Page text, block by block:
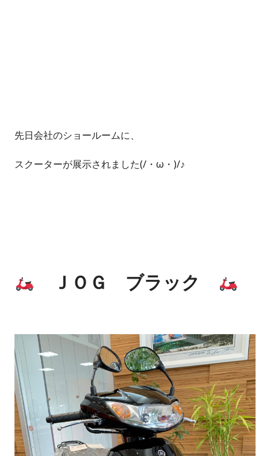
先日会社のショールームに、
スクーターが展示されました(/・ω・)/♪
ＪＯＧ ブラック